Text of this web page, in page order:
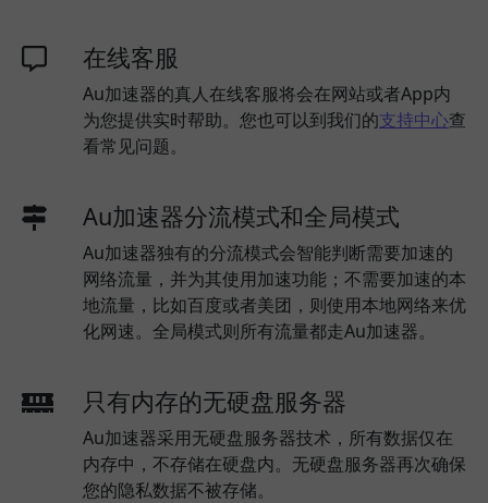
在线客服
Au加速器的真人在线客服将会在网站或者App内
为您提供实时帮助。您也可以到我们的支持中心查
看常见问题。
Au加速器分流模式和全局模式
Au加速器独有的分流模式会智能判断需要加速的
网络流量，并为其使用加速功能；不需要加速的本
地流量，比如百度或者美团，则使用本地网络来优
化网速。全局模式则所有流量都走Au加速器。
只有内存的无硬盘服务器
Au加速器采用无硬盘服务器技术，所有数据仅在
内存中，不存储在硬盘内。无硬盘服务器再次确保
您的隐私数据不被存储。